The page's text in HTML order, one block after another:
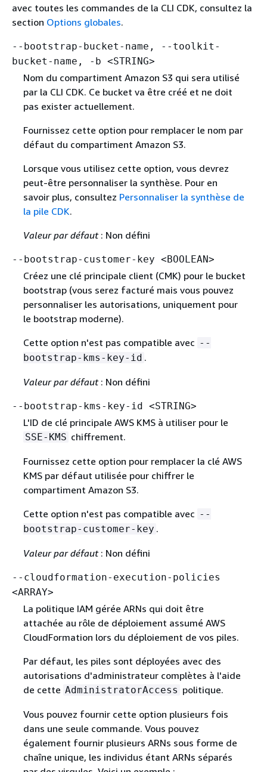
avec toutes les commandes de la CLI CDK, consultez la
section Options globales.
--bootstrap-bucket-name, --toolkit-
bucket-name, -b <STRING>
Nom du compartiment Amazon S3 qui sera utilisé
par la CLI CDK. Ce bucket va être créé et ne doit
pas exister actuellement.
Fournissez cette option pour remplacer le nom par
défaut du compartiment Amazon S3.
Lorsque vous utilisez cette option, vous devrez
peut-être personnaliser la synthèse. Pour en
savoir plus, consultez Personnaliser la synthèse de
la pile CDK.
Valeur par défaut: Non défini
--bootstrap-customer-key <BOOLEAN>
Créez une clé principale client (CMK) pour le bucket
bootstrap (vous serez facturé mais vous pouvez
personnaliser les autorisations, uniquement pour
le bootstrap moderne).
Cette option n'est pas compatible avec --
bootstrap-kms-key-id .
Valeur par défaut: Non défini
--bootstrap-kms-key-id <STRING>
L'ID de clé principale AWS KMS à utiliser pour le
SSE-KMS chiffrement.
Fournissez cette option pour remplacer la clé AWS
KMS par défaut utilisée pour chiffrer le
compartiment Amazon S3.
Cette option n'est pas compatible avec --
bootstrap-customer-key .
Valeur par défaut: Non défini
--cloudformation-execution-policies
<ARRAY>
La politique IAM gérée ARNs qui doit être
attachée au rôle de déploiement assumé AWS
CloudFormation lors du déploiement de vos piles.
Par défaut, les piles sont déployées avec des
autorisations d'administrateur complètes à l'aide
de cette AdministratorAccess politique.
Vous pouvez fournir cette option plusieurs fois
dans une seule commande. Vous pouvez
également fournir plusieurs ARNs sous forme de
chaîne unique, les individus étant ARNs séparés